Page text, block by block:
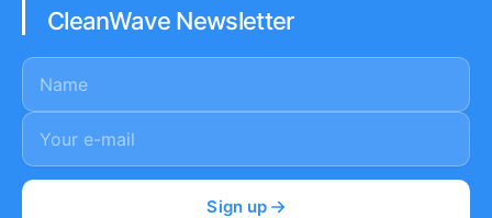
CleanWave Newsletter
Name
E-mail
Sign up